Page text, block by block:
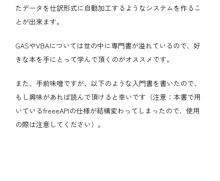
たデータを仕訳形式に自動加工するようなシステムを作るこ
とが出来ます。
GASやVBAについては世の中に専門書が溢れているので、好
きな本を手にとって学んで頂くのがオススメです。
また、手前味噌ですが、以下のような入門書を書いたので、
もし興味があれば読んで頂けると幸いです（注意：本書で用
いているfreeeAPIの仕様が結構変わってしまったので、使用
の際は注意してください）。